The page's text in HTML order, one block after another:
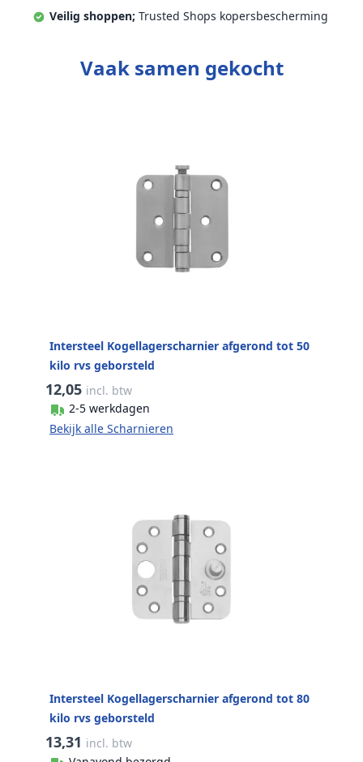
Veilig shoppen; Trusted Shops kopersbescherming
Vaak samen gekocht
Intersteel Kogellagerscharnier afgerond tot 50
kilo rvs geborsteld
12,05 incl. btw
2-5 werkdagen
Bekijk alle Scharnieren
Intersteel Kogellagerscharnier afgerond tot 80
kilo rvs geborsteld
13,31 incl. btw